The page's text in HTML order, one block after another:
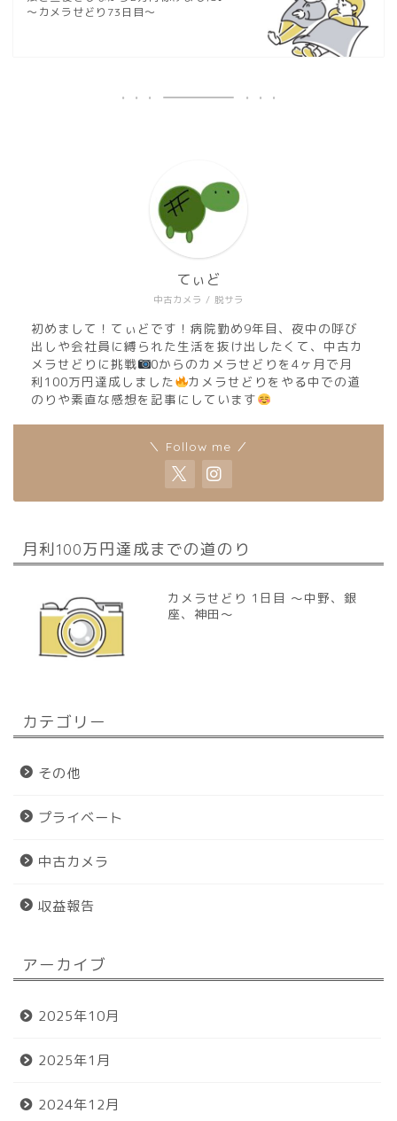
〜カメラせどり73日目〜
中古カメラ / 脱サラ
てぃど
初めまして！てぃどです！病院勤め9年目、夜中の呼び
出しや会社員に縛られた生活を抜け出したくて、中古カ
メラせどりに挑戦
0からのカメラせどりを4ヶ月で月
利100万円達成しました
カメラせどりをやる中での道
のりや素直な感想を記事にしています
＼ Follow me ／
月利100万円達成までの道のり
カメラせどり 1日目 〜中野、銀
座、神田〜
カテゴリー
その他
プライベート
中古カメラ
収益報告
アーカイブ
2025年10月
2025年1月
2024年12月